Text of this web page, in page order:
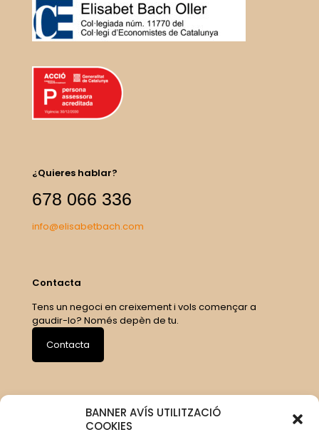
BANNER AVÍS UTILITZACIÓ
COOKIES
¿Quieres hablar?
678 066 336
info@elisabetbach.com
Contacta
Tens un negoci en creixement i vols començar a
gaudir-lo? Només depèn de tu.
Contacta